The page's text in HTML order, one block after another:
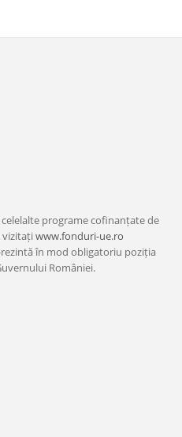
programe cofinanțate de
vizitațiwww.fonduri-ue.ro
în mod obligatoriu poziția
României.